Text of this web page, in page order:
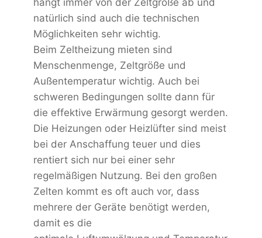
natürlich sind auch die technischen
Möglichkeiten sehr wichtig.
Beim Zeltheizung mieten sind
Menschenmenge, Zeltgröße und
Außentemperatur wichtig. Auch bei
schweren Bedingungen sollte dann für
die effektive Erwärmung gesorgt werden.
Die Heizungen oder Heizlüfter sind meist
bei der Anschaffung teuer und dies
rentiert sich nur bei einer sehr
regelmäßigen Nutzung. Bei den großen
Zelten kommt es oft auch vor, dass
mehrere der Geräte benötigt werden,
damit es die